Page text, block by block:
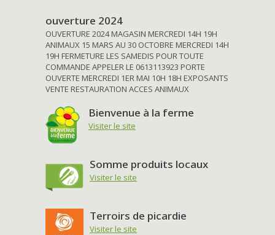
ouverture 2024
OUVERTURE 2024 MAGASIN MERCREDI 14H 19H
ANIMAUX 15 MARS AU 30 OCTOBRE MERCREDI 14H
19H FERMETURE LES SAMEDIS POUR TOUTE
COMMANDE APPELER LE 0613113923 PORTE
OUVERTE MERCREDI 1ER MAI 10H 18H EXPOSANTS
VENTE RESTAURATION ACCES ANIMAUX
Bienvenue à la ferme
Visiter le site
Somme produits locaux
Visiter le site
Terroirs de picardie
Visiter le site